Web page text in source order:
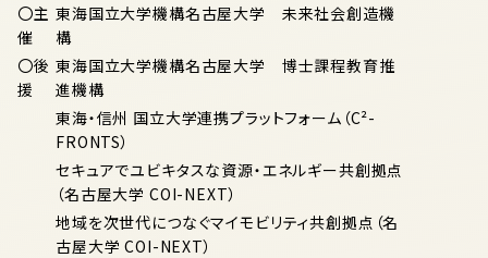
〇主
催
東海国立大学機構名古屋大学 未来社会創造機
構
〇後
援
東海国立大学機構名古屋大学 博士課程教育推
進機構
東海・信州 国立大学連携プラットフォーム（C²-
FRONTS）
セキュアでユビキタスな資源・エネルギー共創拠点
（名古屋大学 COI-NEXT）
地域を次世代につなぐマイモビリティ共創拠点（名
古屋大学 COI-NEXT）